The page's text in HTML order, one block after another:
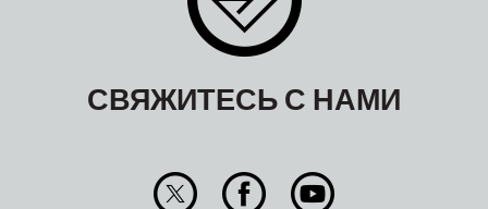
СВЯЖИТЕСЬ С НАМИ